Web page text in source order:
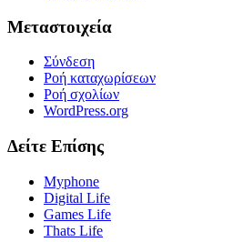
Μεταστοιχεία
Σύνδεση
Ροή καταχωρίσεων
Ροή σχολίων
WordPress.org
Δείτε Επίσης
Myphone
Digital Life
Games Life
Thats Life